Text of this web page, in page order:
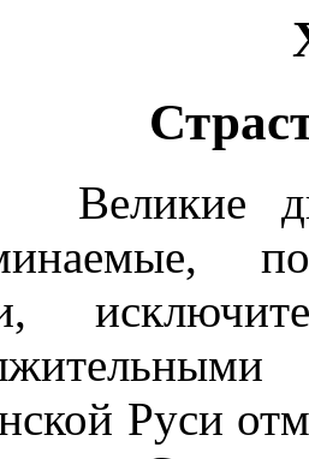
дни
Руси